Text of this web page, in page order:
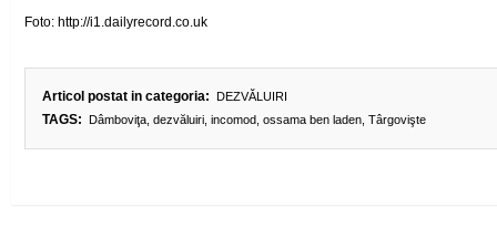
Foto: http://i1.dailyrecord.co.uk
Articol postat in categoria: DEZVĂLUIRI
TAGS: Dâmboviţa, dezvăluiri, incomod, ossama ben laden, Târgovişte